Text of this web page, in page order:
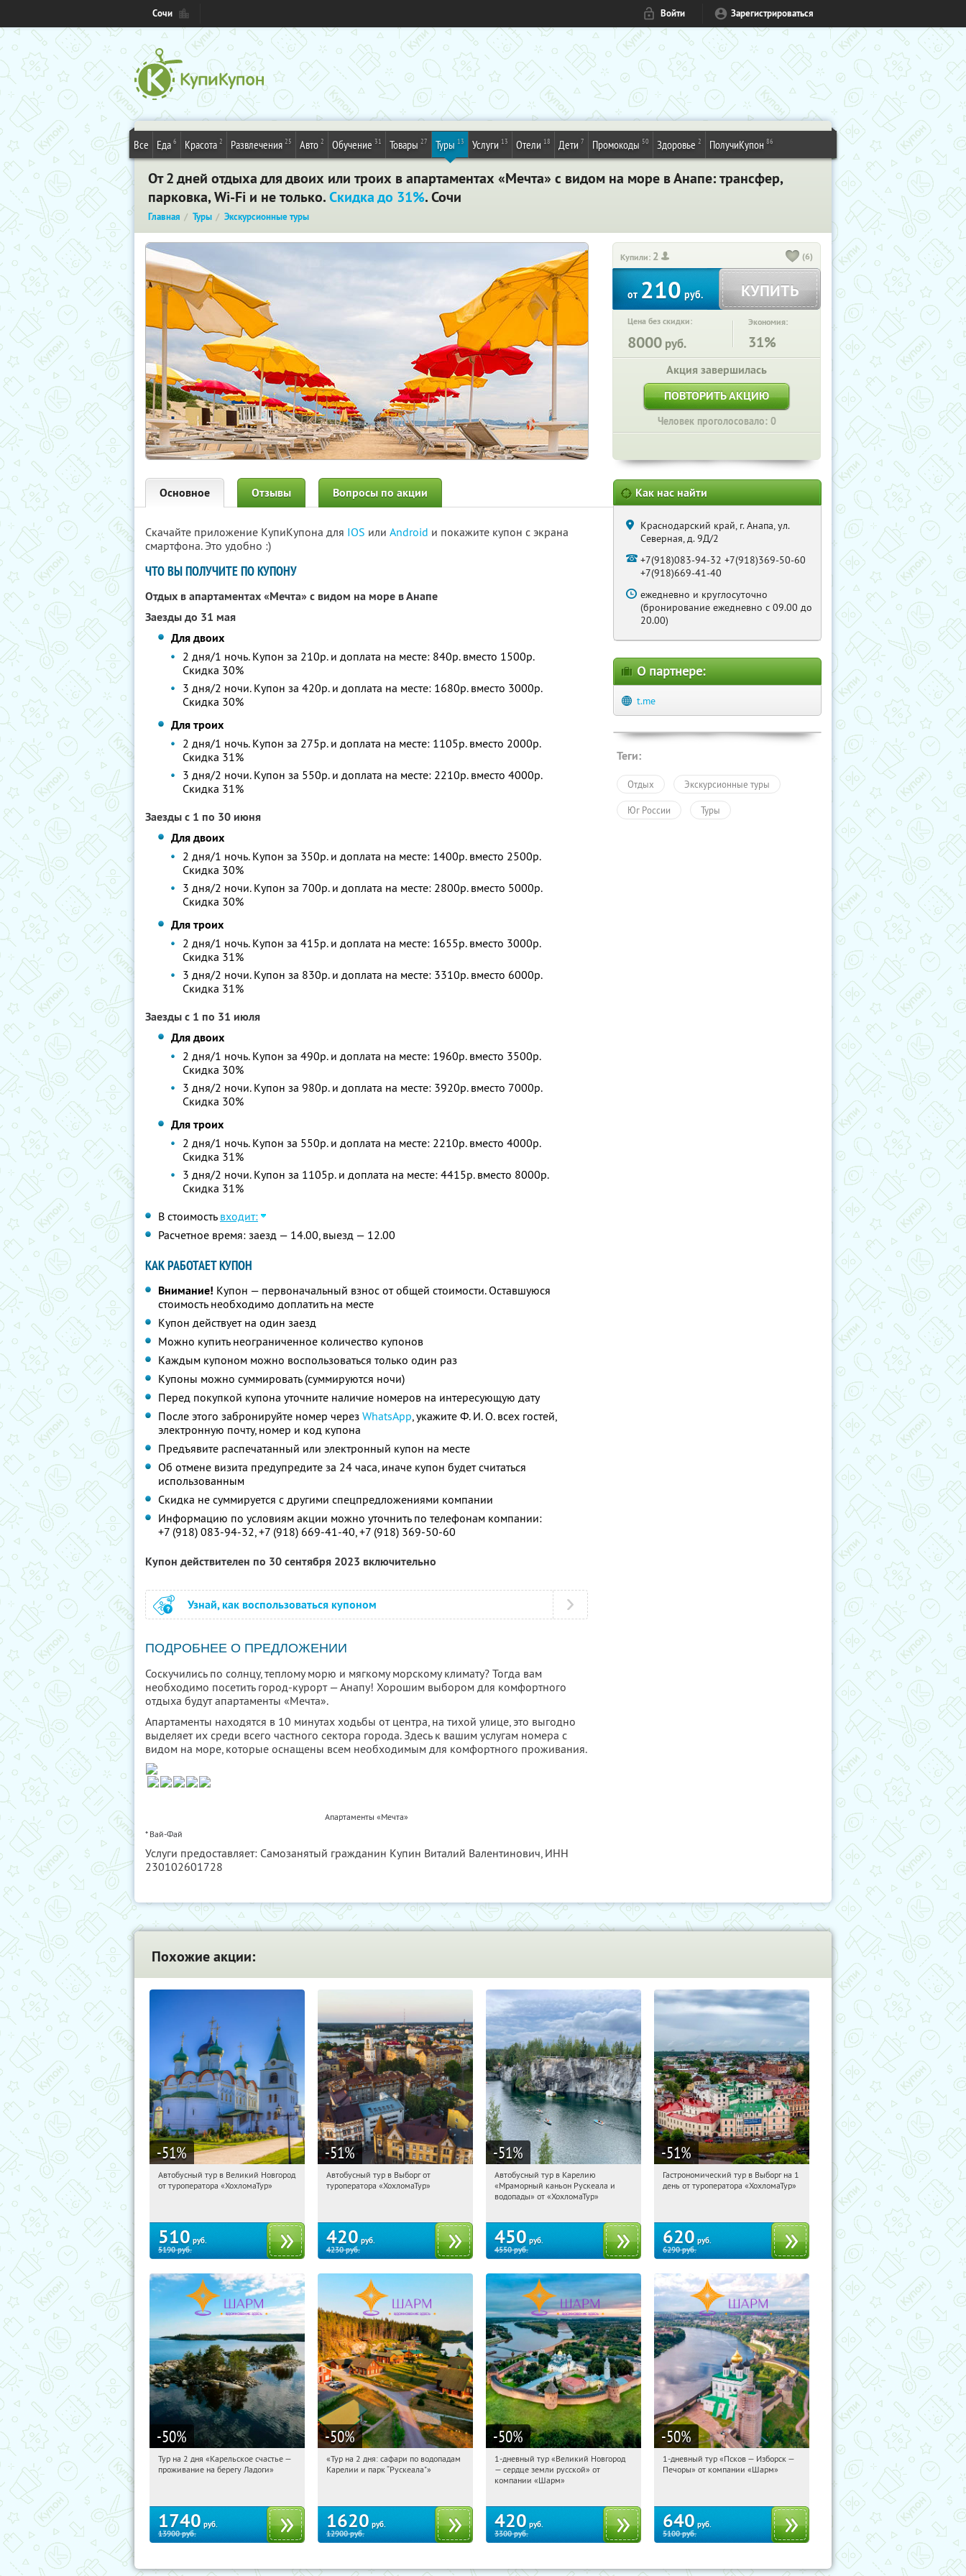
Сочи Войти Зарегистрироваться
Все Еда 6 Красота 2 Развлечения 25 Авто 2 Обучение 31 Товары 27 Туры 13 Услуги 13 Отели 18 Дети 7 Промокоды 50 Здоровье 2 ПолучиКупон 86
От 2 дней отдыха для двоих или троих в апартаментах «Мечта» с видом на море в Анапе: трансфер,
парковка, Wi-Fi и не только.Скидка до 31%. Сочи
Главная Туры Экскурсионные туры
Купили: 2 (6)
от210руб. КУПИТЬ
Цена без скидки:
8000 руб.
Экономия:
31%
Акция завершилась
ПОВТОРИТЬ АКЦИЮ
Человек проголосовало: 0
Основное Отзывы Вопросы по акции
Скачайте приложение КупиКупона для IOS или Android и покажите купон с экрана
смартфона. Это удобно :)
ЧТО ВЫ ПОЛУЧИТЕ ПО КУПОНУ
Отдых в апартаментах «Мечта» с видом на море в Анапе
Заезды до 31 мая
Для двоих
2 дня/1 ночь. Купон за 210р. и доплата на месте: 840р. вместо 1500р.
Скидка 30%
3 дня/2 ночи. Купон за 420р. и доплата на месте: 1680р. вместо 3000р.
Скидка 30%
Для троих
2 дня/1 ночь. Купон за 275р. и доплата на месте: 1105р. вместо 2000р.
Скидка 31%
3 дня/2 ночи. Купон за 550р. и доплата на месте: 2210р. вместо 4000р.
Скидка 31%
Заезды с 1 по 30 июня
Для двоих
2 дня/1 ночь. Купон за 350р. и доплата на месте: 1400р. вместо 2500р.
Скидка 30%
3 дня/2 ночи. Купон за 700р. и доплата на месте: 2800р. вместо 5000р.
Скидка 30%
Для троих
2 дня/1 ночь. Купон за 415р. и доплата на месте: 1655р. вместо 3000р.
Скидка 31%
3 дня/2 ночи. Купон за 830р. и доплата на месте: 3310р. вместо 6000р.
Скидка 31%
Заезды с 1 по 31 июля
Для двоих
2 дня/1 ночь. Купон за 490р. и доплата на месте: 1960р. вместо 3500р.
Скидка 30%
3 дня/2 ночи. Купон за 980р. и доплата на месте: 3920р. вместо 7000р.
Скидка 30%
Для троих
2 дня/1 ночь. Купон за 550р. и доплата на месте: 2210р. вместо 4000р.
Скидка 31%
3 дня/2 ночи. Купон за 1105р. и доплата на месте: 4415р. вместо 8000р.
Скидка 31%
В стоимость входит:
Расчетное время: заезд — 14.00, выезд — 12.00
КАК РАБОТАЕТ КУПОН
Внимание! Купон — первоначальный взнос от общей стоимости. Оставшуюся
стоимость необходимо доплатить на месте
Купон действует на один заезд
Можно купить неограниченное количество купонов
Каждым купоном можно воспользоваться только один раз
Купоны можно суммировать (суммируются ночи)
Перед покупкой купона уточните наличие номеров на интересующую дату
После этого забронируйте номер через WhatsApp, укажите Ф. И. О.всех гостей,
электронную почту, номер и код купона
Предъявите распечатанный или электронный купон на месте
Об отмене визита предупредите за 24 часа, иначе купон будет считаться
использованным
Скидка не суммируется с другими спецпредложениями компании
Информацию по условиям акции можно уточнить по телефонам компании:
+7 (918) 083-94-32, +7 (918) 669-41-40, +7 (918) 369-50-60
Купон действителен по 30 сентября 2023 включительно
Узнай, как воспользоваться купоном
ПОДРОБНЕЕ О ПРЕДЛОЖЕНИИ
Соскучились по солнцу, теплому морю и мягкому морскому климату? Тогда вам
необходимо посетить город-курорт — Анапу! Хорошим выбором для комфортного
отдыха будут апартаменты «Мечта».
Апартаменты находятся в 10 минутах ходьбы от центра, на тихой улице, это выгодно
выделяет их среди всего частного сектора города. Здесь к вашим услугам номера с
видом на море, которые оснащены всем необходимым для комфортного проживания.
Апартаменты «Мечта»
* Вай-Фай
Услуги предоставляет: Самозанятый гражданин Купин Виталий Валентинович, ИНН
230102601728
Как нас найти
Краснодарский край, г. Анапа, ул.
Северная, д. 9Д/2
+7(918)083-94-32 +7(918)369-50-60
+7(918)669-41-40
ежедневно и круглосуточно
(бронирование ежедневно с 09.00 до
20.00)
О партнере:
t.me
Теги:
Отдых Экскурсионные туры
Юг России Туры
Похожие акции:
-51%
10:41:26 Купили:2
Автобусный тур в Великий Новгород
от туроператора «ХохломаТур»
510 руб.
5190руб.
-51%
10:41:26 Купили:
Автобусный тур в Выборг от
туроператора «ХохломаТур»
420 руб.
4230руб.
-51%
10:41:26 Купили:
Сенная площадь
Автобусный тур в Карелию
«Мраморный каньон Рускеала и
водопады» от «ХохломаТур»
450 руб.
4550руб.
-51%
10:41:26 Купили:5
Гастрономический тур в Выборг на 1
день от туроператора «ХохломаТур»
620 руб.
6290руб.
-50%
10:41:26 Купили:39
Тур на 2 дня «Карельское счастье —
проживание на берегу Ладоги»
1740 руб.
13900руб.
-50%
10:41:26 Купили:
«Тур на 2 дня: сафари по водопадам
Карелии и парк “Рускеала"»
1620 руб.
12900руб.
-50%
10:41:26 Купили:22
Достоевская
1-дневный тур «Великий Новгород
— сердце земли русской» от
компании «Шарм»
420 руб.
3300руб.
-50%
10:41:26 Купили:12
1-дневный тур «Псков — Изборск —
Печоры» от компании «Шарм»
640 руб.
5100руб.